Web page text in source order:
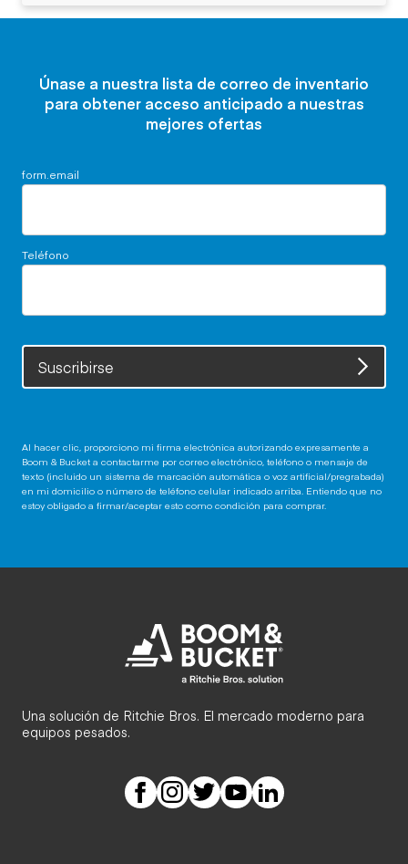
Únase a nuestra lista de correo de inventario
para obtener acceso anticipado a nuestras
mejores ofertas
form.email
Teléfono
Suscribirse
Al hacer clic, proporciono mi firma electrónica autorizando expresamente a
Boom & Bucket a contactarme por correo electrónico, teléfono o mensaje de
texto (incluido un sistema de marcación automática o voz artificial/pregrabada)
en mi domicilio o número de teléfono celular indicado arriba. Entiendo que no
estoy obligado a firmar/aceptar esto como condición para comprar.
Una solución de Ritchie Bros. El mercado moderno para
equipos pesados.